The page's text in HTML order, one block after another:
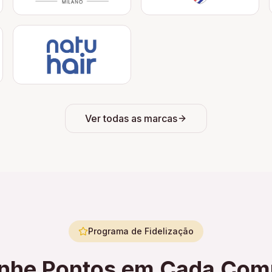
Ver todas as marcas
Programa de Fidelização